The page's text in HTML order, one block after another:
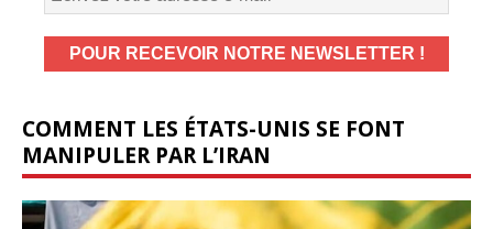
COMMENT LES ÉTATS-UNIS SE FONT
MANIPULER PAR L’IRAN